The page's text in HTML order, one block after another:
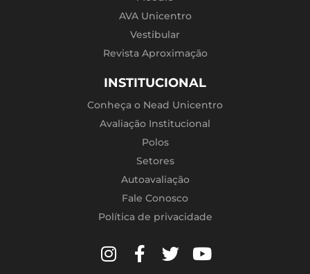
AVA Unicentro
Vestibular
Revista Aproximação
INSTITUCIONAL
Conheça o Nead Unicentro
Avaliação Institucional
Polos
Setores
Autoavaliação
Fale Conosco
Política de privacidade